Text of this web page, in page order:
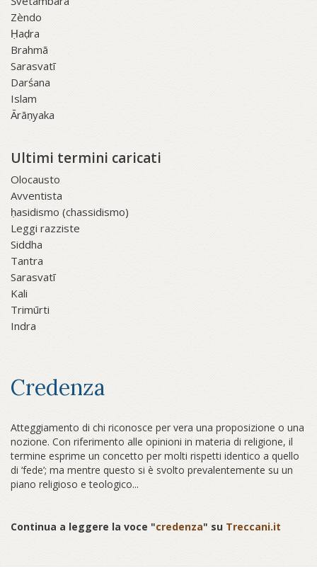
Zèndo
Ḥaḍra
Brahmā
Sarasvatī
Darśana
Islam
Ārāṇyaka
Ultimi termini caricati
Olocausto
Avventista
ḥasidismo (chassidismo)
Leggi razziste
Siddha
Tantra
Sarasvatī
Kali
Trimūrti
Indra
Credenza
Atteggiamento di chi riconosce per vera una proposizione o una
nozione. Con riferimento alle opinioni in materia di religione, il
termine esprime un concetto per molti rispetti identico a quello
di ‘fede’; ma mentre questo si è svolto prevalentemente su un
piano religioso e teologico...
Continua a leggere la voce "credenza" su Treccani.it